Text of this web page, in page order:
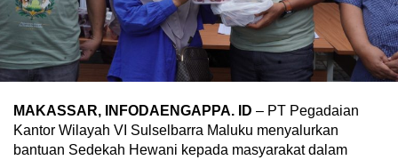
MAKASSAR, INFODAENGAPPA. ID – PT Pegadaian
Kantor Wilayah VI Sulselbarra Maluku menyalurkan
bantuan Sedekah Hewani kepada masyarakat dalam